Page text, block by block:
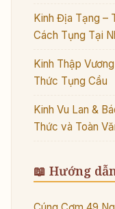
Kinh Địa Tạng –
Cách Tụng Tại
Kinh Thập
Thức Tụng Cầu
Kinh Vu Lan &
Thức và Toàn
📖 Hướng